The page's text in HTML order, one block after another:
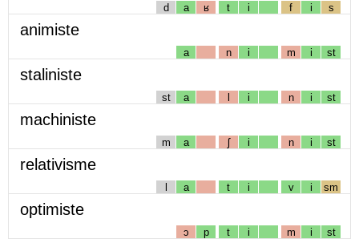
d a ʁ t i f i s
animiste
a n i m i st
staliniste
st a l i n i st
machiniste
m a ʃ i n i st
relativisme
l a t i v i sm
optimiste
ɔ p t i m i st